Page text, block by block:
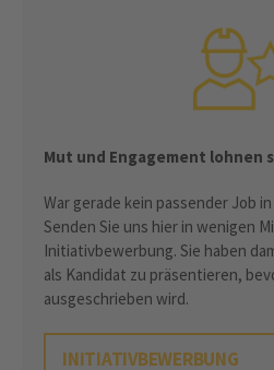
Mut und Engagement lohnen
War gerade kein passender Job
Senden Sie uns hier in wenigen
Initiativbewerbung. Sie haben
als Kandidat zu präsentieren,
ausgeschrieben wird.
INITIATIVBEWERBUNG